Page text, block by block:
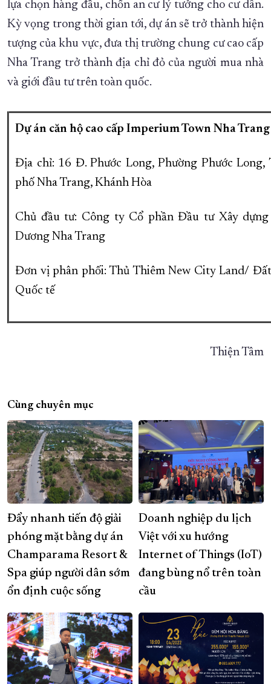
lựa chọn hàng đầu, chốn an cư lý tưởng cho cư dân.
Kỳ vọng trong thời gian tới, dự án sẽ trở thành hiện
tượng của khu vực, đưa thị trường chung cư cao cấp
Nha Trang trở thành địa chỉ đỏ của người mua nhà
và giới đầu tư trên toàn quốc.
Dự án căn hộ cao cấp Imperium Town Nha Trang
Địa chỉ: 16 Đ. Phước Long, Phường Phước Long,
phố Nha Trang, Khánh Hòa
Chủ đầu tư: Công ty Cổ phần Đầu tư Xây
Dương Nha Trang
Đơn vị phân phối: Thủ Thiêm New City Land/
Quốc tế
Thiện Tâm
Cùng chuyên mục
Đẩy nhanh tiến độ giải
phóng mặt bằng dự án
Champarama Resort &
Spa giúp người dân sớm
ổn định cuộc sống
Doanh nghiệp du lịch
Việt với xu hướng
Internet of Things (IoT)
đang bùng nổ trên toàn
cầu